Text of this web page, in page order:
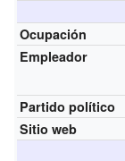
Ocupación
Empleador
Partido político
Sitio web